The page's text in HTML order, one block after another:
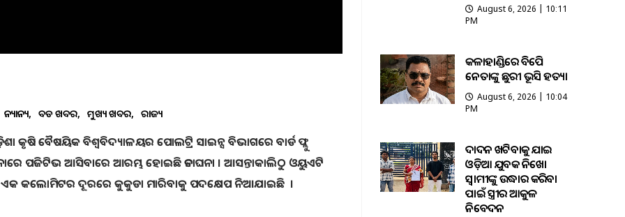
ଅନ୍ୟାନ୍ୟ ବଡ ଖବର ମୁଖ୍ୟ ଖବର ରାଜ୍ୟ
କୃଷି ବୈଷୟିକ ବିଶ୍ୱବିଦ୍ୟାଳୟର ପୋଲଟ୍ରି ସାଇନ୍ସ ବିଭାଗରେ ବାର୍ଡ ଫ୍ଲୁ
ପଜିଟିଭ ଆସିବାରେ ଆରମ୍ଭ ହୋଇଛି ତନାଘନା । ଆସନ୍ତାକାଲିଠୁ ଓୟୁଏଟି
କଲୋମିଟର ଦୂରରେ କୁକୁଡା ମାରିବାକୁ ପଦକ୍ଷେପ ନିଆଯାଇଛି ।
August 6, 2026 | 10:11
PM
କଳାହାଣ୍ଡିରେ ବିଜେପି
ନେତାଙ୍କୁ ଛୁରୀ ଭୂସି ହତ୍ୟା
August 6, 2026 | 10:04
PM
ଦାଦନ ଖଟିବାକୁ ଯାଇ
ଓଡ଼ିଆ ଯୁବକ ନିଖୋଜ
ସ୍ବାମୀଙ୍କୁ ଉଦ୍ଧାର କରିବା
ପାଇଁ ସ୍ତ୍ରୀର ଆକୁଳ
ନିବେଦନ